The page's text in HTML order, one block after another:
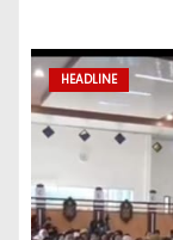
HEADLINE